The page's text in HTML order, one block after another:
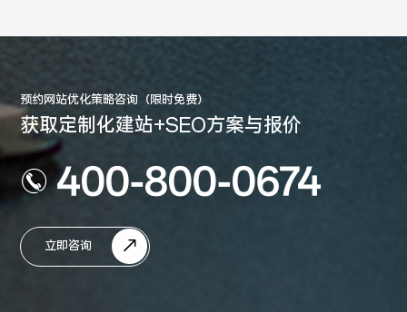
预约网站优化策略咨询（限时免费）
获取定制化建站+SEO方案与报价
400-800-0674
立即咨询